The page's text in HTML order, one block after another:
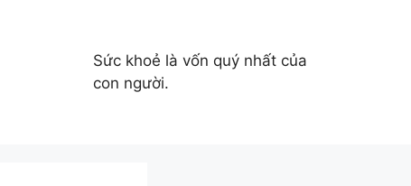
Sức khoẻ là vốn quý nhất của
con người.